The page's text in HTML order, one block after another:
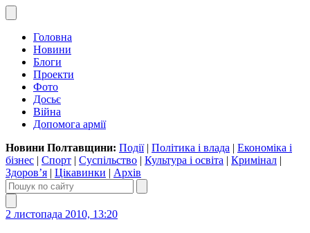
Головна
Новини
Блоги
Проекти
Фото
Досьє
Війна
Допомога армії
Новини Полтавщини: Події| Політика і влада | Економіка і
бізнес | Спорт | Суспільство | Культура і освіта | Кримінал |
Здоров’я | Цікавинки | Архів
2 листопада 2010, 13:20